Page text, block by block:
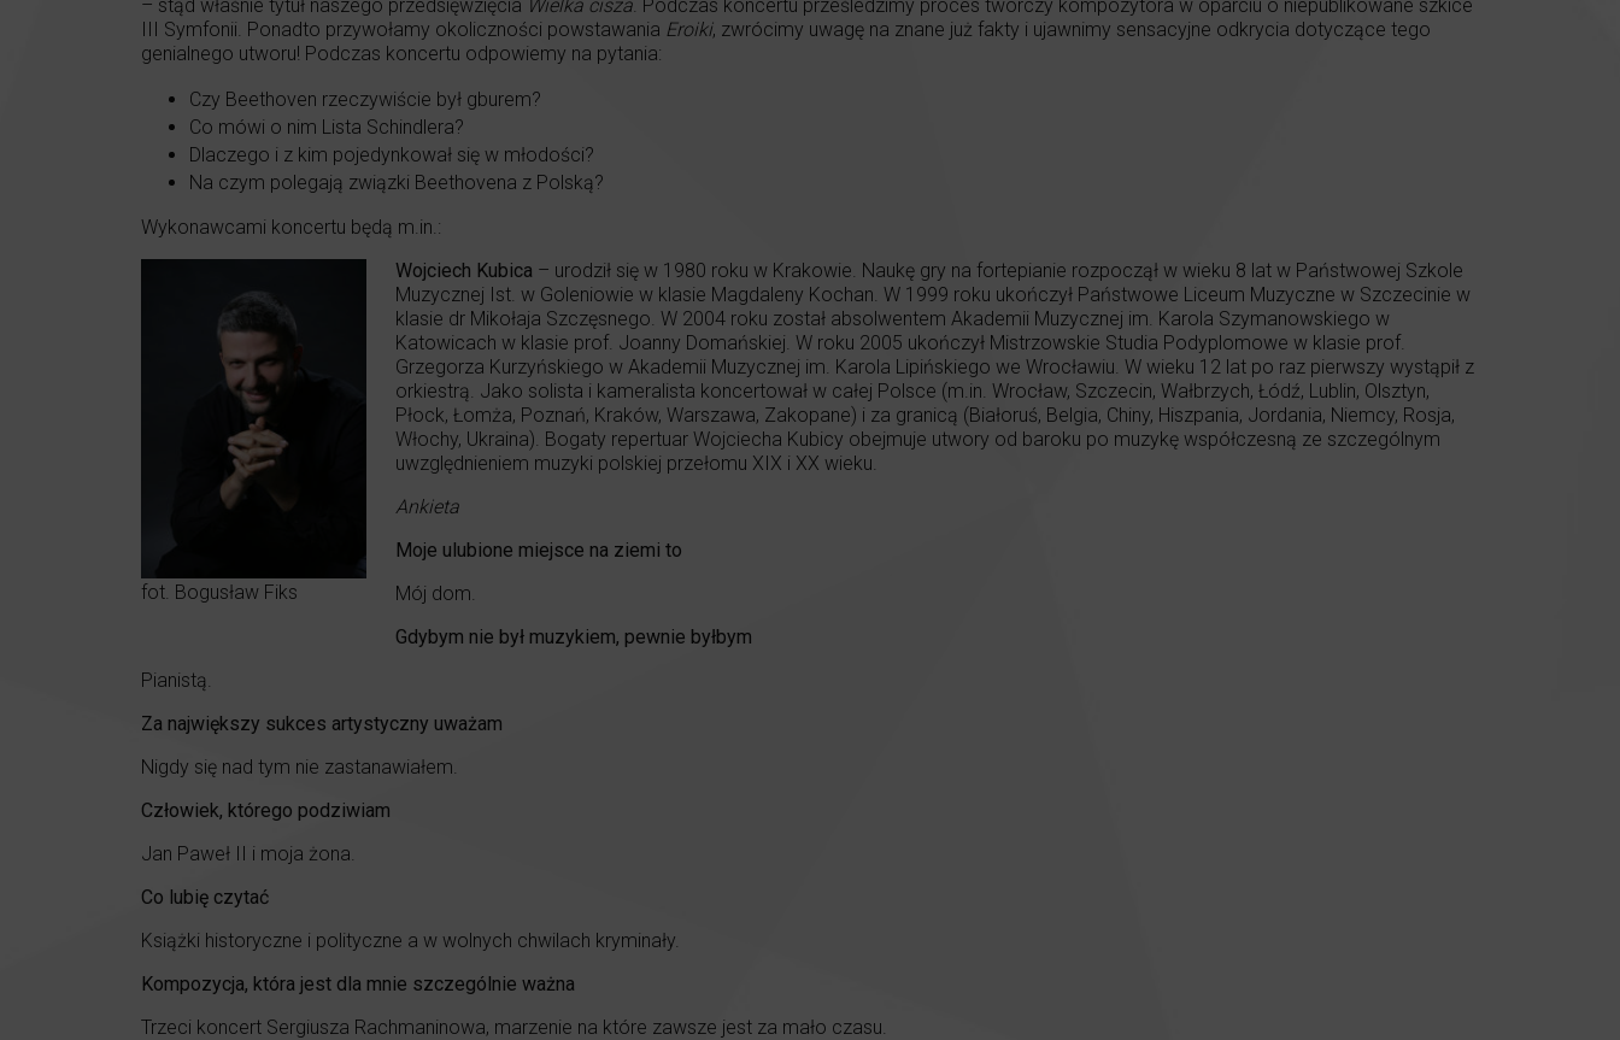
– stąd właśnie tytuł naszego przedsięwzięcia Wielka cisza. Podczas koncertu prześledzimy proces twórczy kompozytora w oparciu o niepublikowane szkice
III Symfonii. Ponadto przywołamy okoliczności powstawania Eroiki, zwrócimy uwagę na znane już fakty i ujawnimy sensacyjne odkrycia dotyczące tego
genialnego utworu! Podczas koncertu odpowiemy na pytania:
Czy Beethoven rzeczywiście był gburem?
Co mówi o nim Lista Schindlera?
Dlaczego i z kim pojedynkował się w młodości?
Na czym polegają związki Beethovena z Polską?
Wykonawcami koncertu będą m.in.:
fot. Bogusław Fiks
Wojciech Kubica – urodził się w 1980 roku w Krakowie. Naukę gry na fortepianie rozpoczął w wieku 8 lat w Państwowej Szkole
Muzycznej Ist. w Goleniowie w klasie Magdaleny Kochan. W 1999 roku ukończył Państwowe Liceum Muzyczne w Szczecinie w
klasie dr Mikołaja Szczęsnego. W 2004 roku został absolwentem Akademii Muzycznej im. Karola Szymanowskiego w
Katowicach w klasie prof. Joanny Domańskiej. W roku 2005 ukończył Mistrzowskie Studia Podyplomowe w klasie prof.
Grzegorza Kurzyńskiego w Akademii Muzycznej im. Karola Lipińskiego we Wrocławiu. W wieku 12 lat po raz pierwszy wystąpił z
orkiestrą. Jako solista i kameralista koncertował w całej Polsce (m.in. Wrocław, Szczecin, Wałbrzych, Łódź, Lublin, Olsztyn,
Płock, Łomża, Poznań, Kraków, Warszawa, Zakopane) i za granicą (Białoruś, Belgia, Chiny, Hiszpania, Jordania, Niemcy, Rosja,
Włochy, Ukraina). Bogaty repertuar Wojciecha Kubicy obejmuje utwory od baroku po muzykę współczesną ze szczególnym
uwzględnieniem muzyki polskiej przełomu XIX i XX wieku.
Ankieta
Moje ulubione miejsce na ziemi to
Mój dom.
Gdybym nie był muzykiem, pewnie byłbym
Pianistą.
Za największy sukces artystyczny uważam
Nigdy się nad tym nie zastanawiałem.
Człowiek, którego podziwiam
Jan Paweł II i moja żona.
Co lubię czytać
Książki historyczne i polityczne a w wolnych chwilach kryminały.
Kompozycja, która jest dla mnie szczególnie ważna
Trzeci koncert Sergiusza Rachmaninowa, marzenie na które zawsze jest za mało czasu.